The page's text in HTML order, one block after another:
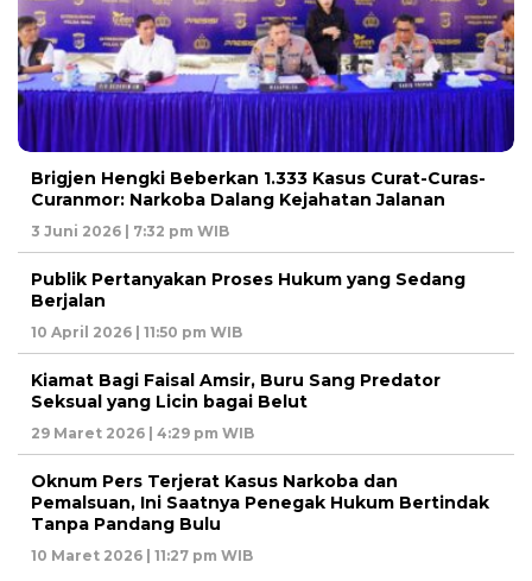
Brigjen Hengki Beberkan 1.333 Kasus Curat-Curas-
Curanmor: Narkoba Dalang Kejahatan Jalanan
3 Juni 2026 | 7:32 pm WIB
Publik Pertanyakan Proses Hukum yang Sedang
Berjalan
10 April 2026 | 11:50 pm WIB
Kiamat Bagi Faisal Amsir, Buru Sang Predator
Seksual yang Licin bagai Belut
29 Maret 2026 | 4:29 pm WIB
Oknum Pers Terjerat Kasus Narkoba dan
Pemalsuan, Ini Saatnya Penegak Hukum Bertindak
Tanpa Pandang Bulu
10 Maret 2026 | 11:27 pm WIB